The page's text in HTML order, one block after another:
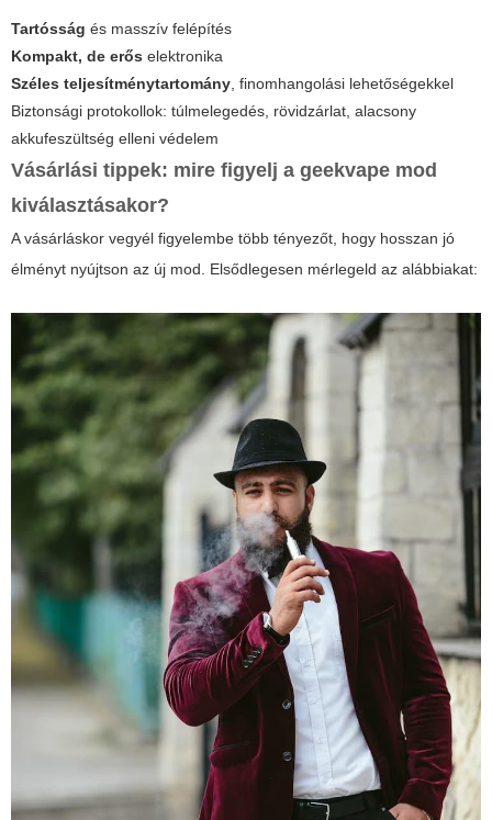
Tartósság és masszív felépítés
Kompakt, de erős elektronika
Széles teljesítménytartomány , finomhangolási lehetőségekkel
Biztonsági protokollok: túlmelegedés, rövidzárlat, alacsony
akkufeszültség elleni védelem
Vásárlási tippek: mire figyelj a geekvape mod
kiválasztásakor?
A vásárláskor vegyél figyelembe több tényezőt, hogy hosszan jó
élményt nyújtson az új mod. Elsődlegesen mérlegeld az alábbiakat: